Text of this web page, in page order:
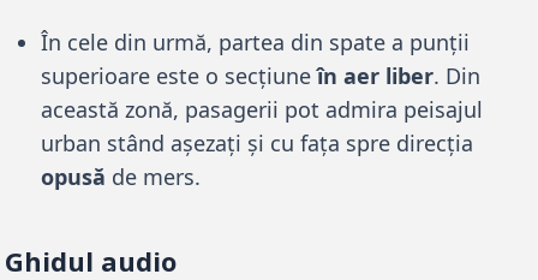
În cele din urmă, partea din spate a punții
superioare este o secțiuneîn aer liber. Din
această zonă, pasagerii pot admira peisajul
urban stând așezați și cu fața spre direcția
opusă de mers.
Ghidul audio